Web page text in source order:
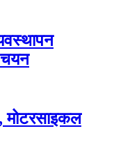
चयन
मोटरसाइकल